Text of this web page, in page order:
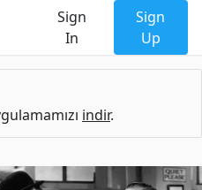
Sign
In
Sign
Up
indir.